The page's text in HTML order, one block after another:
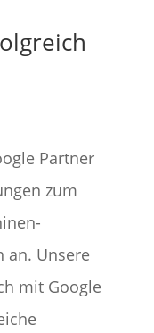
Partner
zum
an. Unsere
mit Google